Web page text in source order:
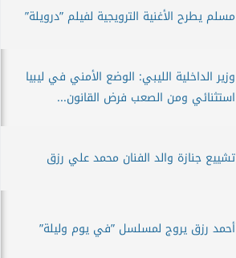
مسلم يطرح الأغنية الترويجية لفيلم ”درويلة”
وزير الداخلية الليبي: الوضع الأمني في ليبيا
استثنائي ومن الصعب فرض القانون...
تشييع جنازة والد الفنان محمد علي رزق
أحمد رزق يروج لمسلسل ”في يوم وليلة”